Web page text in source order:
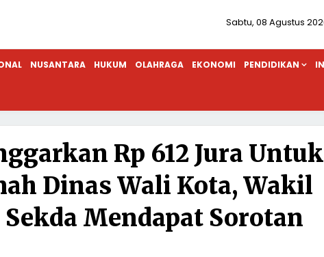
Sabtu, 08 Agustus
NUSANTARA HUKUM OLAHRAGA EKONOMI PENDIDIKAN
Rp 612 Jura Untuk
Dinas Wali Kota, Wakil
Mendapat Sorotan